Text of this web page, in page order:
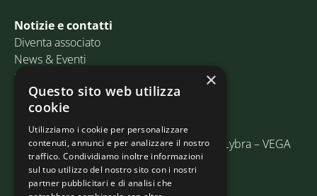
Notizie e contatti
Diventa associato
News & Eventi
Contatti
Email:info@assosped.it
PEC: assospedvenezia@pec.fedespedi.it
Indirizzo: Via delle Industrie, 19/C Edificio Lybra – VEGA
30175 Marghera (VE)
×
Questo sito web utilizza
cookie
Utilizziamo i cookie per personalizzare
contenuti, annunci e per analizzare il nostro
traffico. Condividiamo inoltre informazioni
sul tuo utilizzo del nostro sito con i nostri
partner pubblicitari e di analisi che